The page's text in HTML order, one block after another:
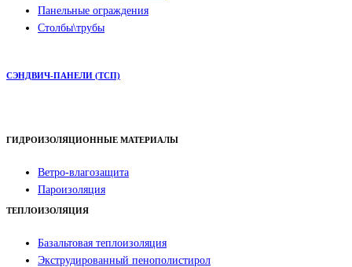
Панельные ограждения
Столбы\трубы
СЭНДВИЧ-ПАНЕЛИ (ТСП)
ГИДРОИЗОЛЯЦИОННЫЕ МАТЕРИАЛЫ
Ветро-влагозащита
Пароизоляция
ТЕПЛОИЗОЛЯЦИЯ
Базальтовая теплоизоляция
Экструдированный пенополистирол